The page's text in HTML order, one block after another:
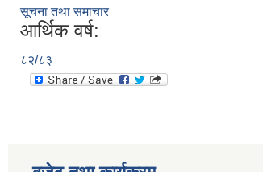
सूचना तथा समाचार
आर्थिक वर्ष:
८२/८३